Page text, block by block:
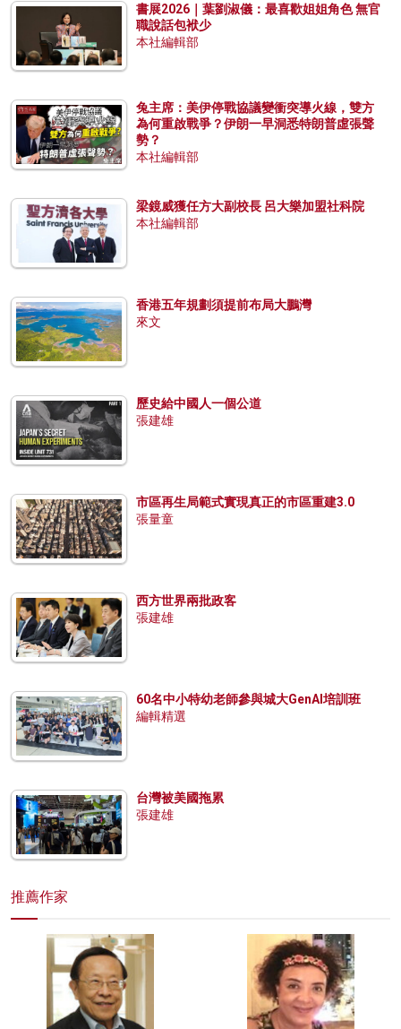
書展2026｜葉劉淑儀：最喜歡姐姐角色 無官
職說話包袱少
本社編輯部
兔主席：美伊停戰協議變衝突導火線，雙方
為何重啟戰爭？伊朗一早洞悉特朗普虛張聲
勢？
本社編輯部
梁鏡威獲任方大副校長 呂大樂加盟社科院
本社編輯部
香港五年規劃須提前布局大鵬灣
來文
歷史給中國人一個公道
張建雄
市區再生局範式實現真正的市區重建3.0
張量童
西方世界兩批政客
張建雄
60名中小特幼老師參與城大GenAI培訓班
編輯精選
台灣被美國拖累
張建雄
推薦作家